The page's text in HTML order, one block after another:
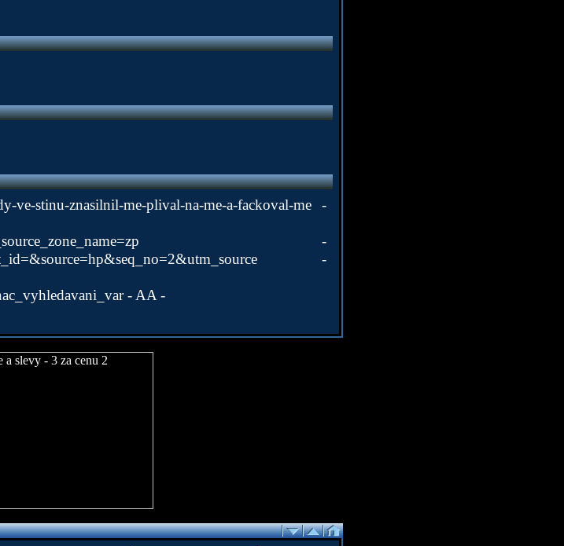
ve-stinu-znasilnil-me-plival-na-me-a-fackoval-me -
-
-
- AA -